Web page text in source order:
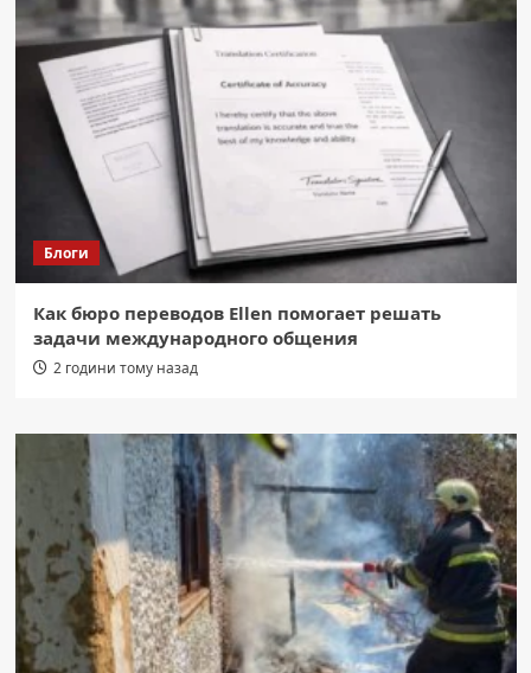
Блоги
Как бюро переводов Ellen помогает решать
задачи международного общения
2 години тому назад